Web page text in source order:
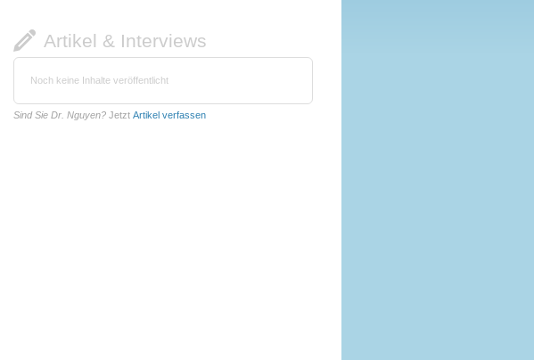
Artikel & Interviews
Noch keine Inhalte veröffentlicht
Sind Sie Dr. Nguyen? Jetzt Artikel verfassen